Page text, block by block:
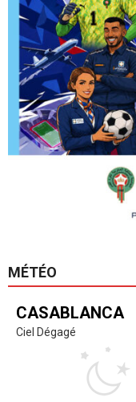
MÉTÉO
CASABLANCA
Ciel Dégagé